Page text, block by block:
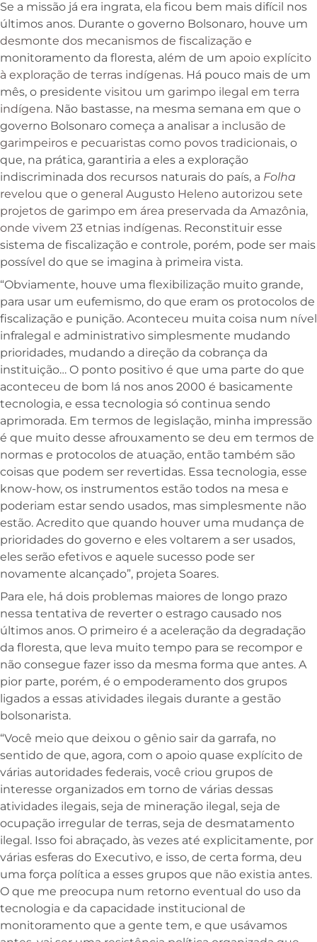
Se a missão já era ingrata, ela ficou bem mais difícil nos
últimos anos. Durante o governo Bolsonaro, houve um
desmonte dos mecanismos de fiscalização e
monitoramento da floresta, além de um apoio explícito
à exploração de terras indígenas. Há pouco mais de um
mês, o presidente visitou um garimpo ilegal em terra
indígena. Não bastasse, na mesma semana em que o
governo Bolsonaro começa a analisar a inclusão de
garimpeiros e pecuaristas como povos tradicionais, o
que, na prática, garantiria a eles a exploração
indiscriminada dos recursos naturais do país, a Folha
revelou que o general Augusto Heleno autorizou sete
projetos de garimpo em área preservada da Amazônia,
onde vivem 23 etnias indígenas. Reconstituir esse
sistema de fiscalização e controle, porém, pode ser mais
possível do que se imagina à primeira vista.
“Obviamente, houve uma flexibilização muito grande,
para usar um eufemismo, do que eram os protocolos de
fiscalização e punição. Aconteceu muita coisa num nível
infralegal e administrativo simplesmente mudando
prioridades, mudando a direção da cobrança da
instituição… O ponto positivo é que uma parte do que
aconteceu de bom lá nos anos 2000 é basicamente
tecnologia, e essa tecnologia só continua sendo
aprimorada. Em termos de legislação, minha impressão
é que muito desse afrouxamento se deu em termos de
normas e protocolos de atuação, então também são
coisas que podem ser revertidas. Essa tecnologia, esse
know-how, os instrumentos estão todos na mesa e
poderiam estar sendo usados, mas simplesmente não
estão. Acredito que quando houver uma mudança de
prioridades do governo e eles voltarem a ser usados,
eles serão efetivos e aquele sucesso pode ser
novamente alcançado”, projeta Soares.
Para ele, há dois problemas maiores de longo prazo
nessa tentativa de reverter o estrago causado nos
últimos anos. O primeiro é a aceleração da degradação
da floresta, que leva muito tempo para se recompor e
não consegue fazer isso da mesma forma que antes. A
pior parte, porém, é o empoderamento dos grupos
ligados a essas atividades ilegais durante a gestão
bolsonarista.
“Você meio que deixou o gênio sair da garrafa, no
sentido de que, agora, com o apoio quase explícito de
várias autoridades federais, você criou grupos de
interesse organizados em torno de várias dessas
atividades ilegais, seja de mineração ilegal, seja de
ocupação irregular de terras, seja de desmatamento
ilegal. Isso foi abraçado, às vezes até explicitamente, por
várias esferas do Executivo, e isso, de certa forma, deu
uma força política a esses grupos que não existia antes.
O que me preocupa num retorno eventual do uso da
tecnologia e da capacidade institucional de
monitoramento que a gente tem, e que usávamos